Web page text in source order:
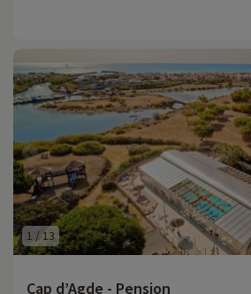
1 /13
Cap d’Agde - Pension